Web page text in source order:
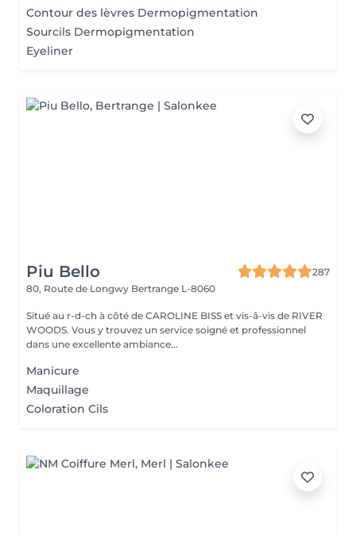
Contour des lèvres Dermopigmentation
Sourcils Dermopigmentation
Eyeliner
Piu Bello
287
80, Route de Longwy Bertrange L-8060
Situé au r-d-ch à côté de CAROLINE BISS et vis-â-vis de RIVER
WOODS. Vous y trouvez un service soigné et professionnel
dans une excellente ambiance...
Manicure
Maquillage
Coloration Cils